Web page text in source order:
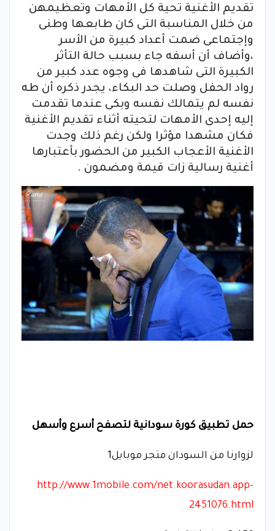
تقديم الأغنية تحية كل الأمهات وتعظيمهن
من خلال المناسبة التى كان طابعها وطنى
وإجتماعى ضمت أعداد كبيرة من الأسر
،وأضاف أن أسفه جاء بسبب حالة التأثر
الكبيرة التى شاهدها فى وجوه عدد كبير من
رواد الحفل وصلت حد البكاء، يجدر ذكره أن طه
نفسه لم يتمالك نفسه وبكى عندما تقدمت
إليه إحدى الأمهات لتحيته أثناء تقديم الأغنية
فكان مشهدا مؤثرا ولكن رغم ذلك وجدت
الأغنية الأعجاب الكبير من الحضور بأعتبارها
أغنية رسالية زات قيمة ومضمون .
حمل تطبيق كورة سودانية لتصفح أسرع وأسهل
لزوارنا من السودان متجر موبايل1
http://www.1mobile.com/net.koorasudan.app-
2451076.html